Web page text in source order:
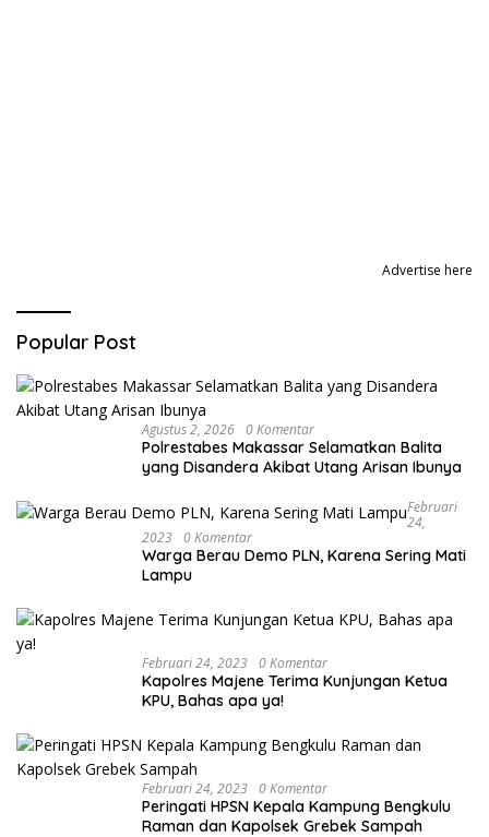
Advertise here
Popular Post
Agustus 2, 2026 0 Komentar
Polrestabes Makassar Selamatkan Balita
yang Disandera Akibat Utang Arisan Ibunya
Februari
24,
2023 0 Komentar
Warga Berau Demo PLN, Karena Sering Mati
Lampu
Februari 24, 2023 0 Komentar
Kapolres Majene Terima Kunjungan Ketua
KPU, Bahas apa ya!
Februari 24, 2023 0 Komentar
Peringati HPSN Kepala Kampung Bengkulu
Raman dan Kapolsek Grebek Sampah